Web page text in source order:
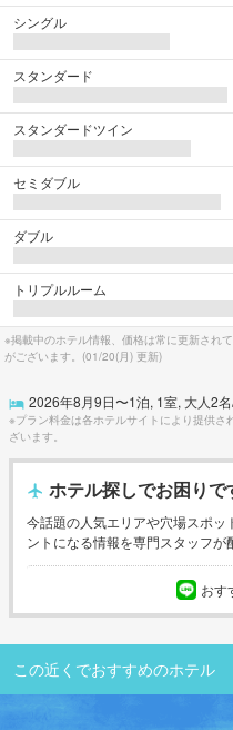
シングル
スタンダード
スタンダードツイン
セミダブル
ダブル
トリプルルーム
※掲載中のホテル情報、価格は常に更新され
がございます。(01/20(月) 更新)
2026年8月9日〜1泊, 1室, 大人2
※プラン料金は各ホテルサイトにより提供
ざいます。
ホテル探しでお困りで
今話題の人気エリアや穴場スポッ
ントになる情報を専門スタッフが
おす
この近くでおすすめのホテル